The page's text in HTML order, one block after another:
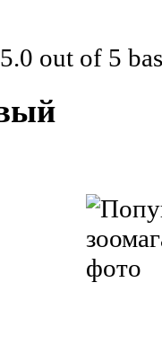
5.0 out of 5